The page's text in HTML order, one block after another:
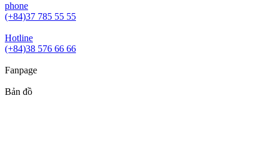
phone
(+84)37 785 55 55
Hotline
(+84)38 576 66 66
Fanpage
Bản đồ